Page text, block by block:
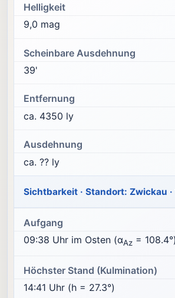
Helligkeit
9,0 mag
Scheinbare Ausdehnung
39'
Entfernung
ca. 4350 ly
Ausdehnung
ca. ?? ly
Sichtbarkeit · Standort: Zwickau ·
Aufgang
09:38 Uhr im Osten (αAz = 108.4°)
Höchster Stand (Kulmination)
14:41 Uhr (h = 27.3°)